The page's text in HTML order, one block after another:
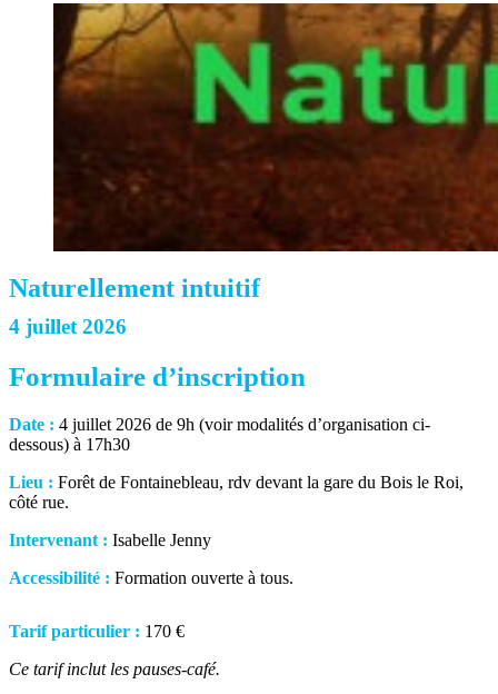
Naturellement intuitif
4 juillet 2026
Formulaire d’inscription
Date : 4 juillet 2026 de 9h (voir modalités d’organisation ci-
dessous) à 17h30
Lieu : Forêt de Fontainebleau, rdv devant la gare du Bois le Roi,
côté rue.
Intervenant : Isabelle Jenny
Accessibilité : Formation ouverte à tous.
Tarif particulier : 170 €
Ce tarif inclut les pauses-café.